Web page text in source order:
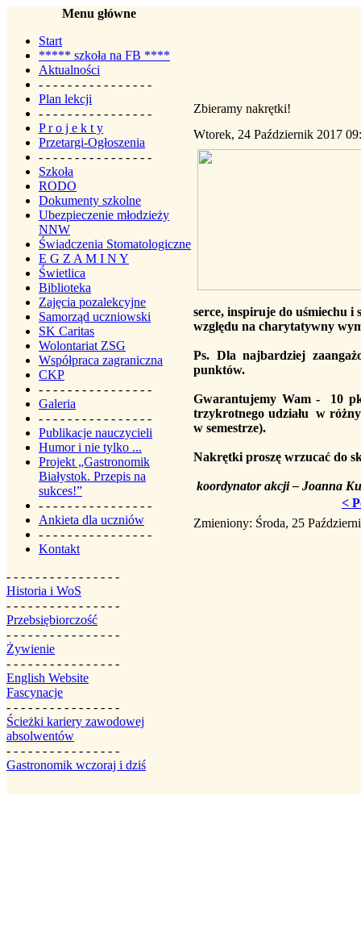
Menu główne
Start
***** szkoła na FB ****
Aktualności
- - - - - - - - - - - - - - - -
Plan lekcji
- - - - - - - - - - - - - - - -
P r o j e k t y
Przetargi-Ogłoszenia
- - - - - - - - - - - - - - - -
Szkoła
RODO
Dokumenty szkolne
Ubezpieczenie młodzieży
NNW
Świadczenia Stomatologiczne
E G Z A M I N Y
Świetlica
Biblioteka
Zajęcia pozalekcyjne
Samorząd uczniowski
SK Caritas
Wolontariat ZSG
Współpraca zagraniczna
CKP
- - - - - - - - - - - - - - - -
Galeria
- - - - - - - - - - - - - - - -
Publikacje nauczycieli
Humor i nie tylko ...
Projekt „Gastronomik
Białystok. Przepis na
sukces!”
- - - - - - - - - - - - - - - -
Ankieta dla uczniów
- - - - - - - - - - - - - - - -
Kontakt
- - - - - - - - - - - - - - - -
Historia i WoS
- - - - - - - - - - - - - - - -
Przebsiębiorczość
- - - - - - - - - - - - - - - -
Żywienie
- - - - - - - - - - - - - - - -
English Website
Fascynacje
- - - - - - - - - - - - - - - -
Ścieżki kariery zawodowej
absolwentów
- - - - - - - - - - - - - - - -
Gastronomik wczoraj i dziś
Zbieramy nakrętki!
Wtorek, 24 Październik 2017
serce, inspiruje do uśmiechu i
względu na charytatywny
Ps. Dla najbardziej
punktów.
Gwarantujemy Wam - 10
trzykrotnego udziału w
w
Nakrętki proszę wrzucać do
koordynator akcji – Joanna
<
Zmieniony: Środa, 25